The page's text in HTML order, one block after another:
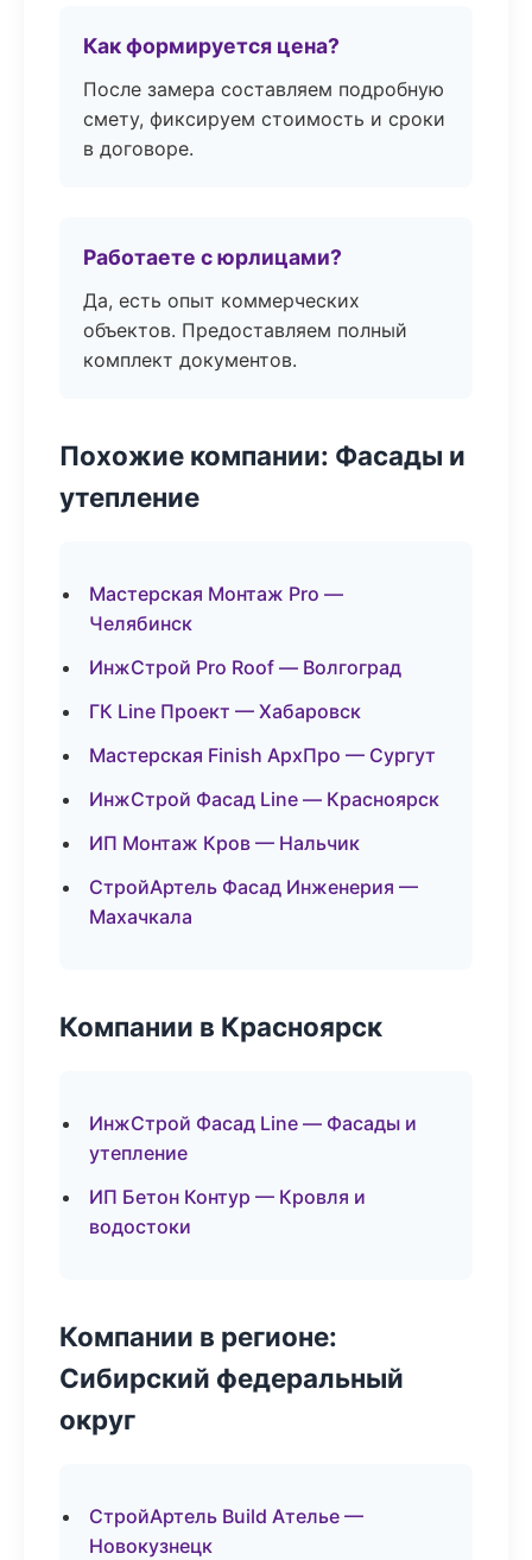
Как формируется цена?
После замера составляем подробную
смету, фиксируем стоимость и сроки
в договоре.
Работаете с юрлицами?
Да, есть опыт коммерческих
объектов. Предоставляем полный
комплект документов.
Похожие компании: Фасады и
утепление
Мастерская Монтаж Pro —
Челябинск
ИнжСтрой Pro Roof — Волгоград
ГК Line Проект — Хабаровск
Мастерская Finish АрхПро — Сургут
ИнжСтрой Фасад Line — Красноярск
ИП Монтаж Кров — Нальчик
СтройАртель Фасад Инженерия —
Махачкала
Компании в Красноярск
ИнжСтрой Фасад Line — Фасады и
утепление
ИП Бетон Контур — Кровля и
водостоки
Компании в регионе:
Сибирский федеральный
округ
СтройАртель Build Ателье —
Новокузнецк